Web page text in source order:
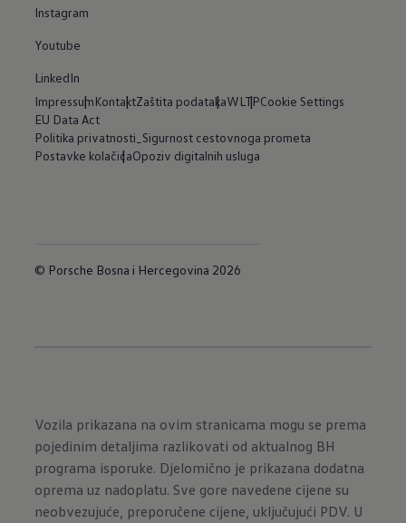
Instagram
Youtube
LinkedIn
ImpressumKontaktZaštita podatakaWLTPCookie Settings
EU Data Act
Politika privatnosti_Sigurnost cestovnoga prometa
Postavke kolačićaOpoziv digitalnih usluga
© Porsche Bosna i Hercegovina 2026
Vozila prikazana na ovim stranicama mogu se prema
pojedinim detaljima razlikovati od aktualnog BH
programa isporuke. Djelomično je prikazana dodatna
oprema uz nadoplatu. Sve gore navedene cijene su
neobvezujuće, preporučene cijene, uključujući PDV. U